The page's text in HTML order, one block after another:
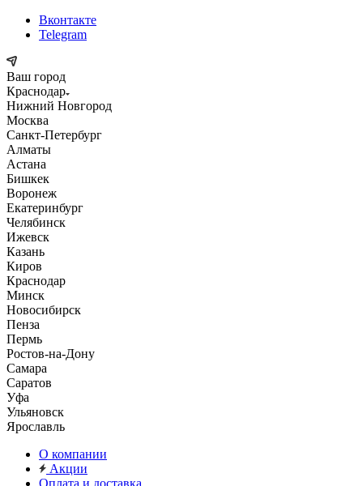
Вконтакте
Telegram
Ваш город
Краснодар
Нижний Новгород
Москва
Санкт-Петербург
Алматы
Астана
Бишкек
Воронеж
Екатеринбург
Челябинск
Ижевск
Казань
Киров
Краснодар
Минск
Новосибирск
Пенза
Пермь
Ростов-на-Дону
Самара
Саратов
Уфа
Ульяновск
Ярославль
О компании
Акции
Оплата и доставка